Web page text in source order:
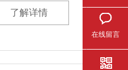
了解详情
在线留言